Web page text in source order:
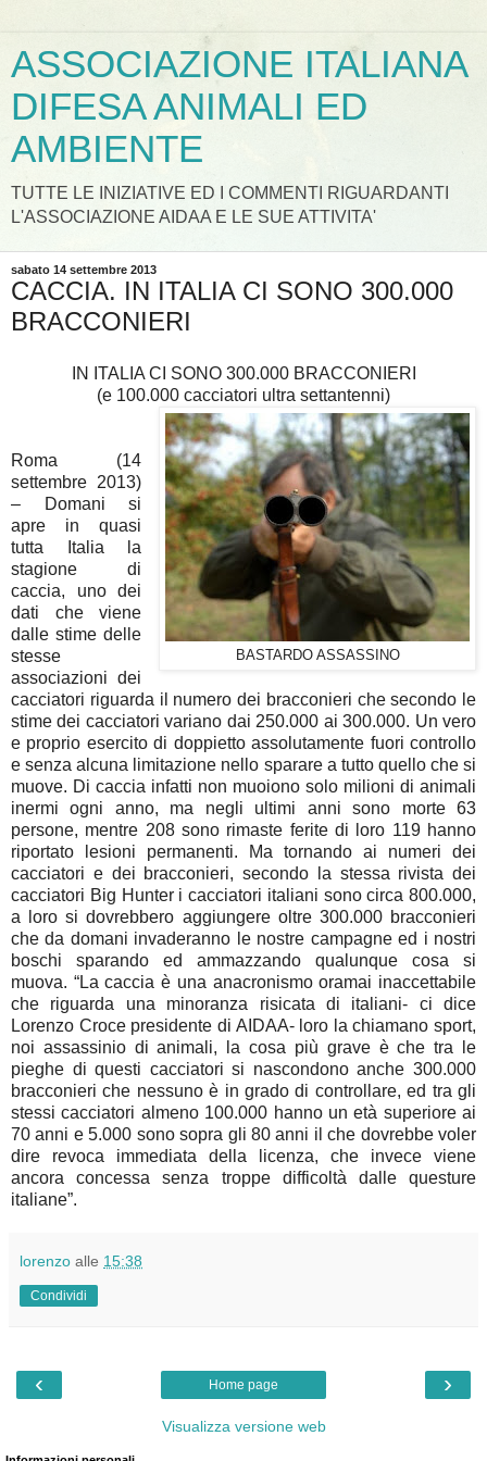
ASSOCIAZIONE ITALIANA
DIFESA ANIMALI ED
AMBIENTE
TUTTE LE INIZIATIVE ED I COMMENTI RIGUARDANTI
L'ASSOCIAZIONE AIDAA E LE SUE ATTIVITA'
sabato 14 settembre 2013
CACCIA. IN ITALIA CI SONO 300.000
BRACCONIERI
IN ITALIA CI SONO 300.000 BRACCONIERI
(e 100.000 cacciatori ultra settantenni)
BASTARDO ASSASSINO
Roma (14
settembre 2013)
– Domani si
apre in quasi
tutta Italia la
stagione di
caccia, uno dei
dati che viene
dalle stime delle
stesse
associazioni dei
cacciatori riguarda il numero dei bracconieri che secondo le
stime dei cacciatori variano dai 250.000 ai 300.000. Un vero
e proprio esercito di doppietto assolutamente fuori controllo
e senza alcuna limitazione nello sparare a tutto quello che si
muove. Di caccia infatti non muoiono solo milioni di animali
inermi ogni anno, ma negli ultimi anni sono morte 63
persone, mentre 208 sono rimaste ferite di loro 119 hanno
riportato lesioni permanenti. Ma tornando ai numeri dei
cacciatori e dei bracconieri, secondo la stessa rivista dei
cacciatori Big Hunter i cacciatori italiani sono circa 800.000,
a loro si dovrebbero aggiungere oltre 300.000 bracconieri
che da domani invaderanno le nostre campagne ed i nostri
boschi sparando ed ammazzando qualunque cosa si
muova. “La caccia è una anacronismo oramai inaccettabile
che riguarda una minoranza risicata di italiani- ci dice
Lorenzo Croce presidente di AIDAA- loro la chiamano sport,
noi assassinio di animali, la cosa più grave è che tra le
pieghe di questi cacciatori si nascondono anche 300.000
bracconieri che nessuno è in grado di controllare, ed tra gli
stessi cacciatori almeno 100.000 hanno un età superiore ai
70 anni e 5.000 sono sopra gli 80 anni il che dovrebbe voler
dire revoca immediata della licenza, che invece viene
ancora concessa senza troppe difficoltà dalle questure
italiane”.
lorenzo alle 15:38
Condividi
‹ ›
Home page
Visualizza versione web